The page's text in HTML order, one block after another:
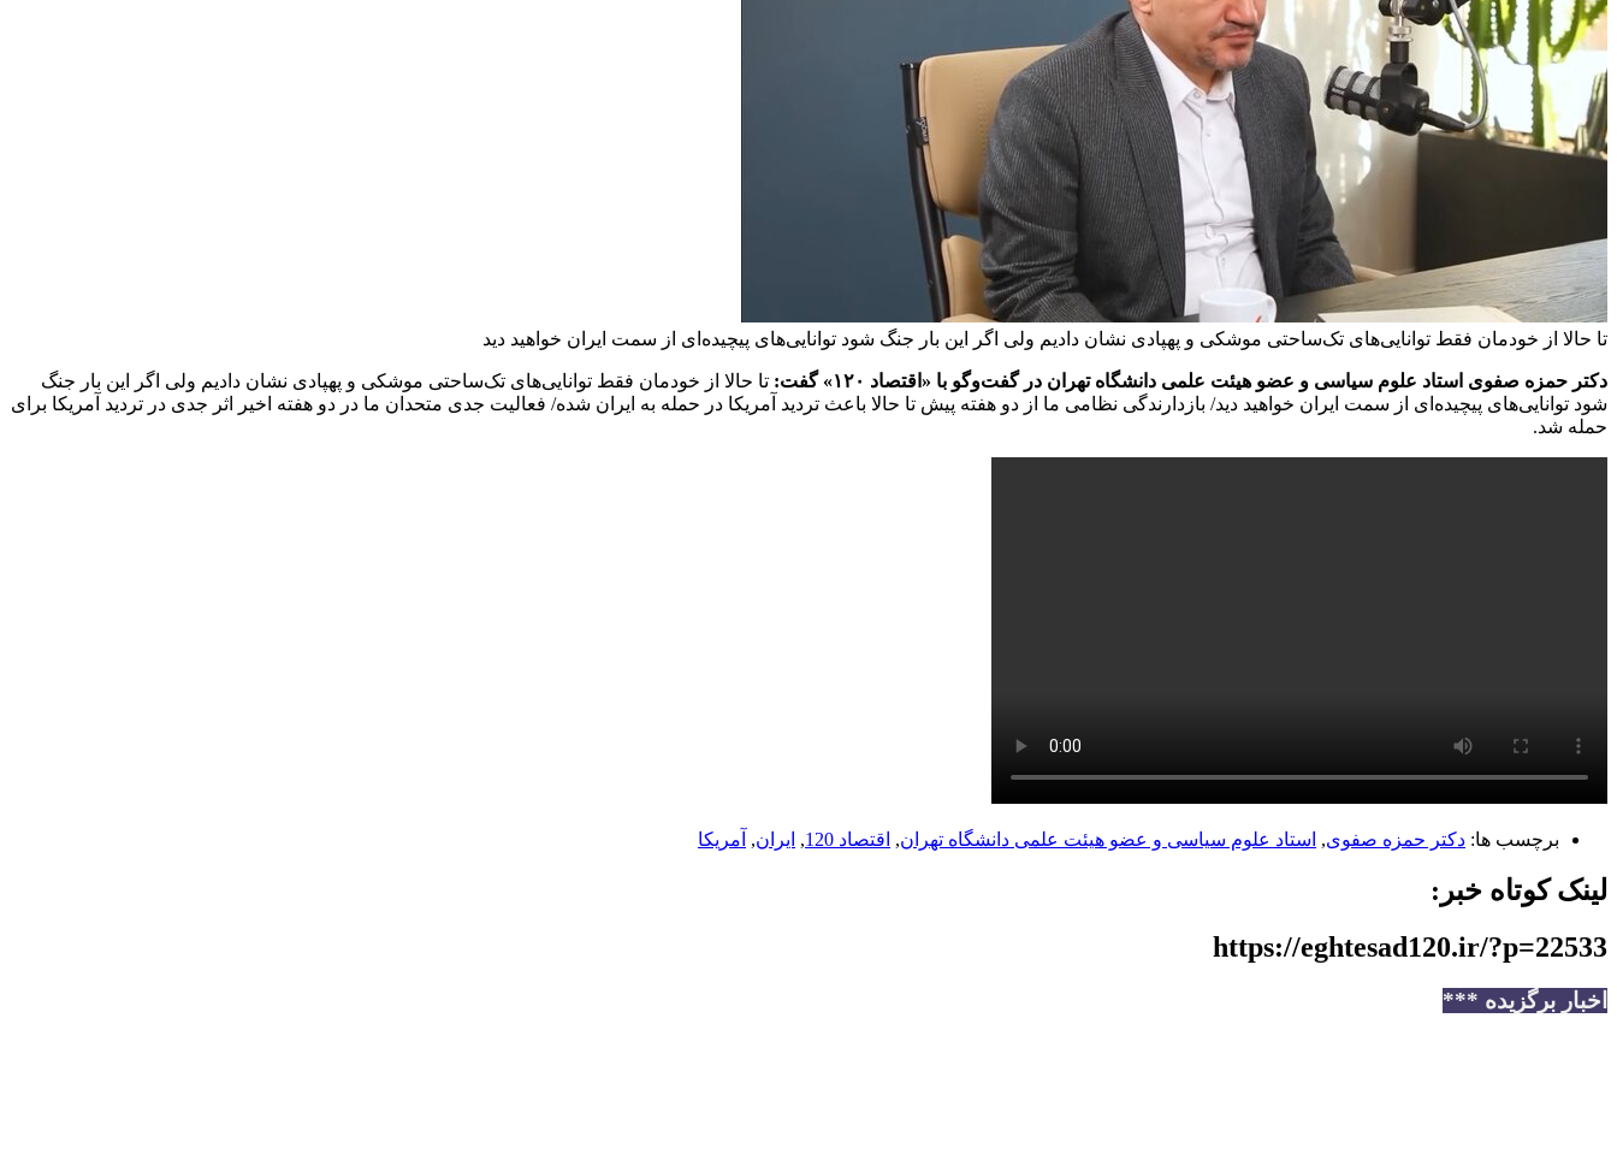
تا حالا از خودمان فقط توانایی‌های تک‌ساحتی موشکی و پهپادی نشان دادیم ولی اگر این بار جنگ شود توانایی‌های پیچیده‌ای از سمت ایران خواهید دید
دکتر حمزه صفوی استاد علوم سیاسی و عضو هیئت علمی دانشگاه تهران در گفت‌وگو با «اقتصاد ۱۲۰» گفت:
تا حالا از خودمان فقط توانایی‌های تک‌ساحتی موشکی و پهپادی نشان دادیم ولی اگر این بار جنگ
شود توانایی‌های پیچیده‌ای از سمت ایران خواهید دید/ بازدارندگی نظامی ما از دو هفته پیش تا حالا باعث تردید آمریکا در حمله به ایران شده/ فعالیت جدی متحدان ما در دو هفته اخیر اثر جدی در تردید آمریکا برای
حمله شد.
برچسب ها: دکتر حمزه صفوی, استاد علوم سیاسی و عضو هیئت علمی دانشگاه تهران, اقتصاد 120 , ایران, آمریکا
لینک کوتاه خبر:
https://eghtesad120.ir/?p=22533
اخبار برگزیده ***